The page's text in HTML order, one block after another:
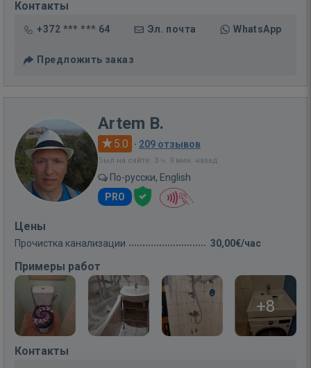
Контакты
+372 *** *** 64 Эл. почта WhatsApp
Предложить заказ
Artem B.
5.0 · 209 отзывов
Был на сайте: 3 ч. 9 мин. назад
По-русски, English
PRO
Цены
Прочистка канализации 30,00€/час
Примеры работ
+8
Контакты